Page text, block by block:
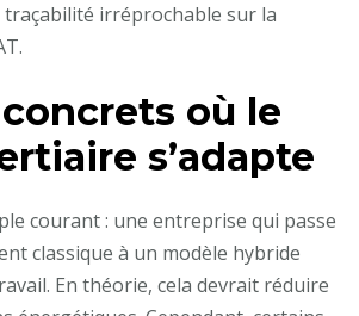
irréprochable sur la
où le
s’adapte
courant : une entreprise qui passe
classique à un modèle hybride
En théorie, cela devrait réduire